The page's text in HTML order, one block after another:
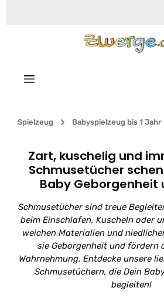
Spielzeug Babyspielzeug bis 1 Jahr
Zart, kuschelig und
Schmusetücher
Baby Geborgenheit
Schmusetücher sind treue
beim Einschlafen, Kuscheln oder
weichen Materialien und
sie Geborgenheit und fördern
Wahrnehmung. Entdecke unsere
Schmusetüchern, die Dein
begleiten!